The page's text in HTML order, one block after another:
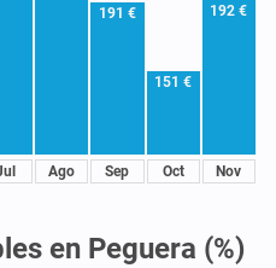
Ago
191 €
Sep
151 €
Oct
192 €
Nov
en Peguera (%)